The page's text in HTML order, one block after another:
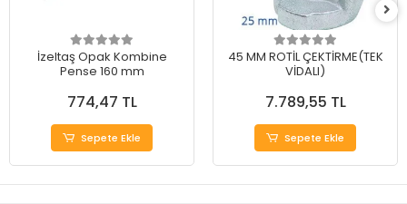
İzeltaş Opak Kombine
Pense 160 mm
774,47 TL
Sepete Ekle
45 MM ROTİL ÇEKTİRME(TEK
VİDALI)
7.789,55 TL
Sepete Ekle